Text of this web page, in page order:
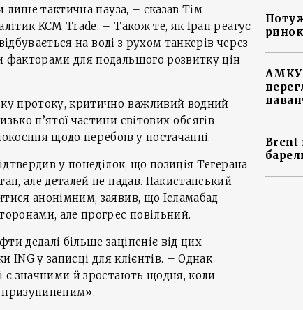
лише тактична пауза, – сказав Тім
KCM Trade. – Також те, як Іран реагує
на воді з рухом танкерів через
для подальшого розвитку цін
протоку, критично важливий водний
п’ятої частини світових обсягів
щодо перебоїв у постачанні.
у понеділок, що позиція Тегерана
але деталей не надав. Пакистанський
анонімним, заявив, що Ісламабад
але прогрес повільний.
дедалі більше заціпеніє від цих
ING у записці для клієнтів. – Однак
є значними й зростають щодня, коли
АМКУ
Brent